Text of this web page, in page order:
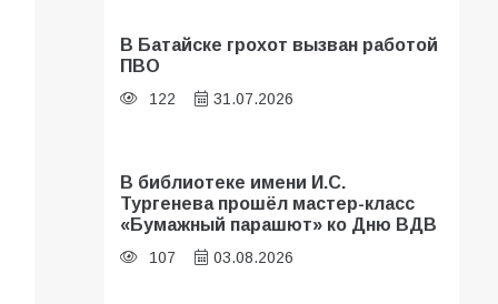
В Батайске грохот вызван работой
ПВО
122 31.07.2026
В библиотеке имени И.С.
Тургенева прошёл мастер-класс
«Бумажный парашют» ко Дню ВДВ
107 03.08.2026